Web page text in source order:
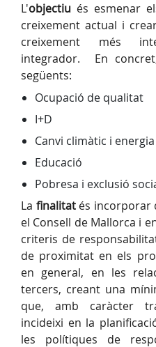
L'objectiu és esmenar
creixement actual i
creixement més
integrador. En
següents:
Ocupació de qualitat
I+D
Canvi climàtic i energia
Educació
Pobresa i exclusió
La finalitat és incorporar
el Consell de Mallorca i
criteris de
de proximitat en els
en general, en les
tercers, creant una
que, amb caràcter
incideixi en la
les polítiques de